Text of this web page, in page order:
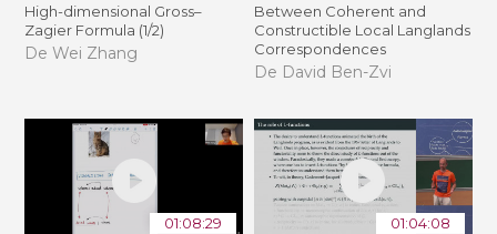
High-dimensional Gross–
Zagier Formula (1/2)
De Wei Zhang
Between Coherent and
Constructible Local Langlands
Correspondences
De David Ben-Zvi
01:08:29 01:04:08